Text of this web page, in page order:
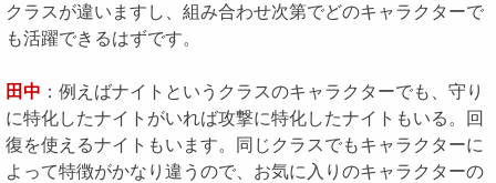
クラスが違いますし、組み合わせ次第でどのキャラクターで
も活躍できるはずです。
田中 ：例えばナイトというクラスのキャラクターでも、守り
に特化したナイトがいれば攻撃に特化したナイトもいる。回
復を使えるナイトもいます。同じクラスでもキャラクターに
よって特徴がかなり違うので、お気に入りのキャラクターの